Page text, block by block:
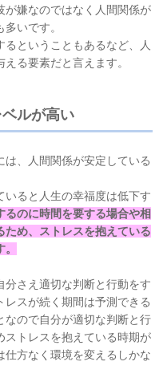
が嫌なのではなく人間関係が
いです。
るということもあるなど、人
る要素だと言えます。
ルが高い
、人間関係が安定している
いると人生の幸福度は低下す
るのに時間を要する場合や相
め、ストレスを抱えている
分さえ適切な判断と行動をす
スが続く期間は予測できる
なので自分が適切な判断と行
ストレスを抱えている時期が
方なく環境を変えるしかな